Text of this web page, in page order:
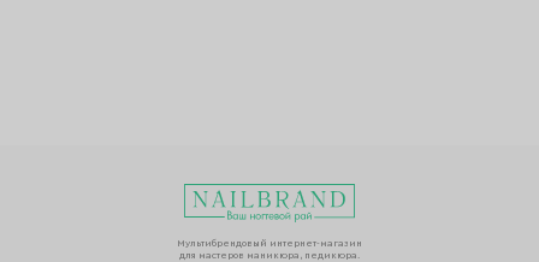
Мультибрендовый интернет-магазин
для мастеров маникюра, педикюра.